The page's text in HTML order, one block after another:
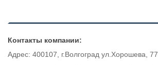
Контакты компании:
Адрес: 400107, г.Волгоград ул.Хорошева, 77.